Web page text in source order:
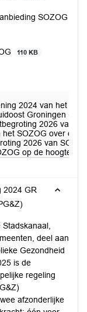
SOZOG
110 KB
2024 van het
Groningen
2026 van
SOZOG over de
2026 van
op de hoogte te
2024 GR
deel aan
Gezondheid
is de
regeling
afzonderlijke